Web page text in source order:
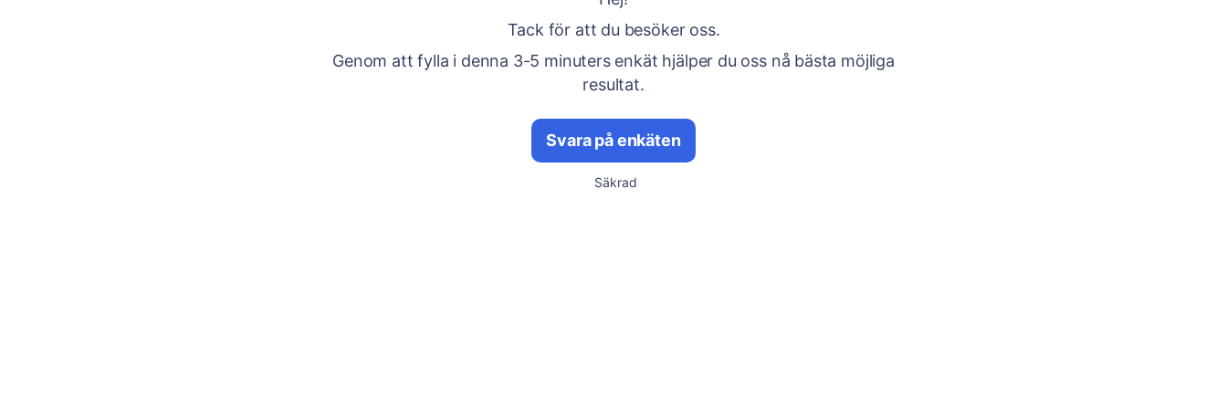
Tack för att du besöker oss.
Genom att fylla i denna 3-5 minuters enkät hjälper du oss nå bästa möjliga
resultat.
Svara på enkäten
Säkrad